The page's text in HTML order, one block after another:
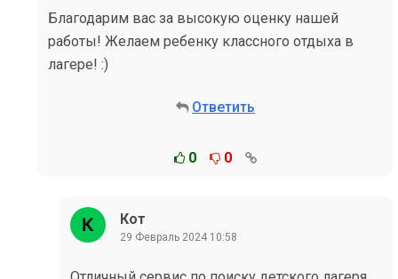
Благодарим вас за высокую оценку нашей
работы! Желаем ребенку классного отдыха в
лагере! :)
Ответить
0 0
Кот
29 Февраль 2024 10:58